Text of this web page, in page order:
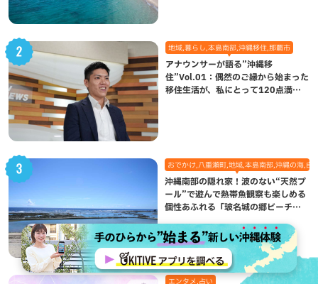
地域,暮らし,本島南部,沖縄移住,那覇市
アナウンサーが語る”沖縄移
住”Vol.01：偶然のご縁から始まった
移住生活が、私にとって120点満点
おでかけ,八重瀬町,地域,本島南部,沖縄の海,自
沖縄南部の隠れ家！波のない“天然プ
ール”で遊んで熱帯魚観察も楽しめる
個性あふれる「玻名城の郷ビーチ」
エンタメ,占い